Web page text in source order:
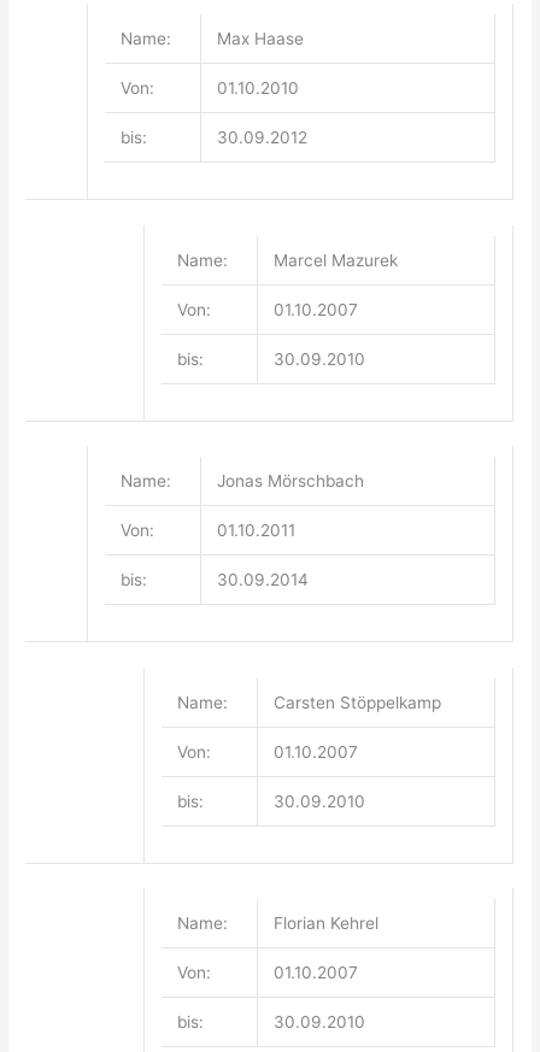
Name: Max Haase
Von: 01.10.2010
bis: 30.09.2012
Name: Marcel Mazurek
Von: 01.10.2007
bis: 30.09.2010
Name: Jonas Mörschbach
Von: 01.10.2011
bis: 30.09.2014
Name: Carsten Stöppelkamp
Von: 01.10.2007
bis: 30.09.2010
Name: Florian Kehrel
Von: 01.10.2007
bis: 30.09.2010